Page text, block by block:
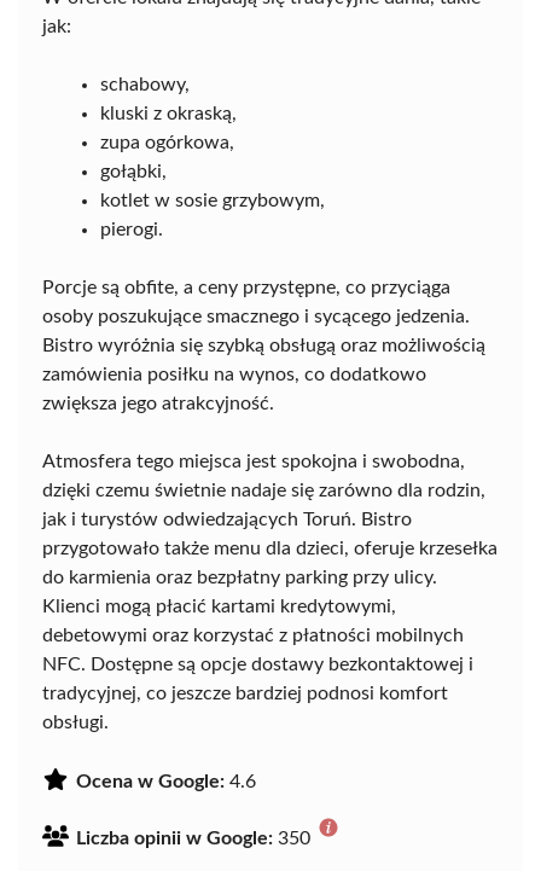
jak:
schabowy,
kluski z okraską,
zupa ogórkowa,
gołąbki,
kotlet w sosie grzybowym,
pierogi.
Porcje są obfite, a ceny przystępne, co przyciąga
osoby poszukujące smacznego i sycącego jedzenia.
Bistro wyróżnia się szybką obsługą oraz możliwością
zamówienia posiłku na wynos, co dodatkowo
zwiększa jego atrakcyjność.
Atmosfera tego miejsca jest spokojna i swobodna,
dzięki czemu świetnie nadaje się zarówno dla rodzin,
jak i turystów odwiedzających Toruń. Bistro
przygotowało także menu dla dzieci, oferuje krzesełka
do karmienia oraz bezpłatny parking przy ulicy.
Klienci mogą płacić kartami kredytowymi,
debetowymi oraz korzystać z płatności mobilnych
NFC. Dostępne są opcje dostawy bezkontaktowej i
tradycyjnej, co jeszcze bardziej podnosi komfort
obsługi.
Ocena w Google: 4.6
Liczba opinii w Google: 350